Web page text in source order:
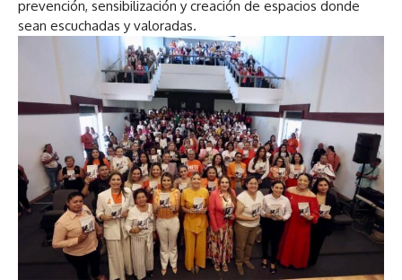
prevención, sensibilización y creación de espacios donde
sean escuchadas y valoradas.